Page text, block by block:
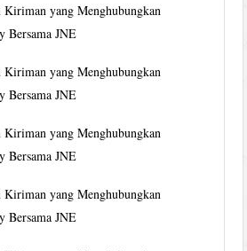
Kiriman yang Menghubungkan
Bersama JNE
Kiriman yang Menghubungkan
Bersama JNE
Kiriman yang Menghubungkan
Bersama JNE
Kiriman yang Menghubungkan
Bersama JNE